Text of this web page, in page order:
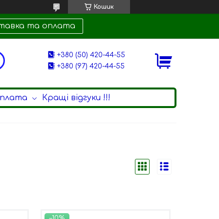
Кошик
та оплата
+380 (50) 420-44-55
+380 (97) 420-44-55
Кращі відгуки !!!